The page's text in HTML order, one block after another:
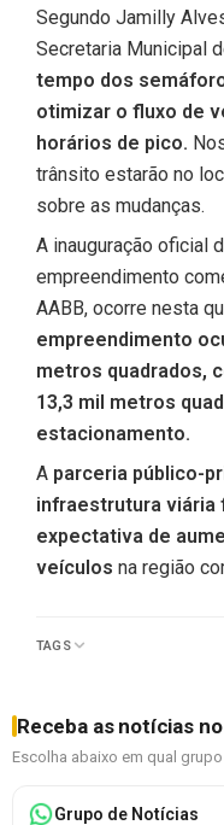
Segundo Jamilly
Secretaria Municipal
tempo dos
otimizar o fluxo de
horários de pico.
trânsito estarão no
sobre as mudanças.
A inauguração oficial
empreendimento
AABB, ocorre nesta
empreendimento
metros quadrados,
13,3 mil metros
estacionamento.
A parceria público-
infraestrutura viária
expectativa de
veículos na região
TAGS
Receba as notícias
Escolha abaixo em qual
Grupo de Notícias